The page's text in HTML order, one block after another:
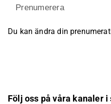
Prenumerera
Du kan ändra din
Följ oss på våra kanaler